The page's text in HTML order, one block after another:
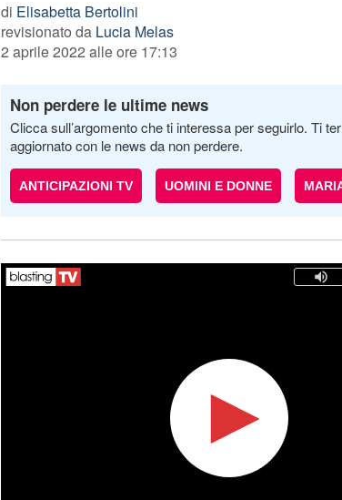
di Elisabetta Bertolini
revisionato da Lucia Melas
2 aprile 2022 alle ore 17:13
Non perdere le ultime news
Clicca sull’argomento che ti interessa per seguirlo. Ti
aggiornato con le news da non perdere.
ANTICIPAZIONI TV UOMINI E DONNE